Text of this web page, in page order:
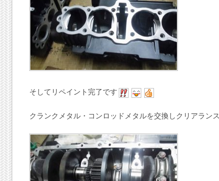
そしてリペイント完了です
クランクメタル・コンロッドメタルを交換しクリアラン